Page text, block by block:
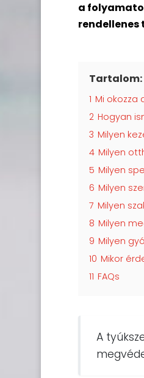
a
rendellenes
Tartalom:
1 Mi okozza
2 Hogyan
3 Milyen
4 Milyen
5 Milyen
6 Milyen
7 Milyen
8 Milyen
9 Milyen
10 Mikor
11 FAQs
A